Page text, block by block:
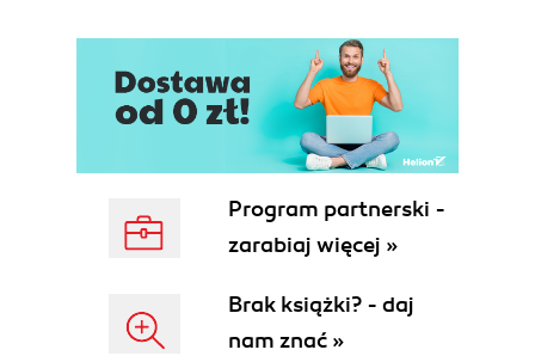
Program partnerski -
zarabiaj więcej »
Brak książki? - daj
nam znać »